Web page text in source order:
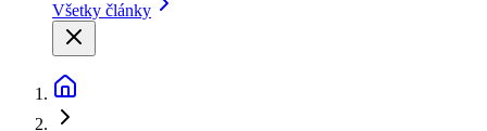
Všetky články